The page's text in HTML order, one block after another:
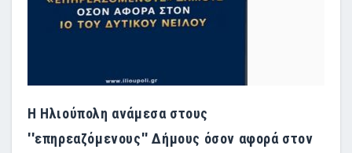
Η Ηλιούπολη ανάμεσα στους
''επηρεαζόμενους'' Δήμους όσον αφορά στον